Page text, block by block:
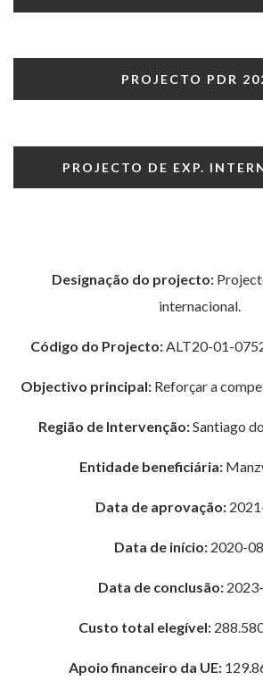
PROJECTO PDR
PROJECTO DE EXP.
Designação do projecto:
internacional.
Código do Projecto: ALT20-01-
Objectivo principal: Reforçar a
Região de Intervenção:Santiago
Entidade beneficiária:
Data de aprovação:
Data de início: 2020-
Data de conclusão:
Custo total elegível:
Apoio financeiro da UE: